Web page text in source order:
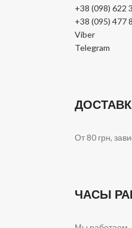
+38 (098) 622
+38 (095) 477
Viber
Telegram
От 80 грн,
ЧАСЫ